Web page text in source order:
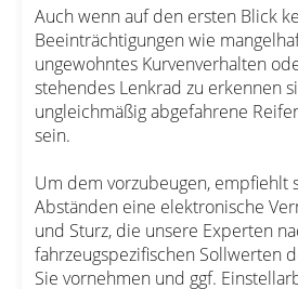
Auch wenn auf den ersten Blick
Beeinträchtigungen wie
ungewohntes Kurvenverhalten
stehendes Lenkrad zu erkennen
ungleichmäßig abgefahrene
sein.
Um dem vorzubeugen, empfiehlt
Abständen eine elektronische
und Sturz, die unsere Experten
fahrzeugspezifischen Sollwerten
Sie vornehmen und ggf.